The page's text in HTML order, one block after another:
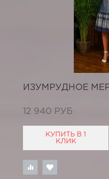
ИЗУМРУДНОЕ
12 940 РУБ
КУПИТЬ В 1
КЛИК